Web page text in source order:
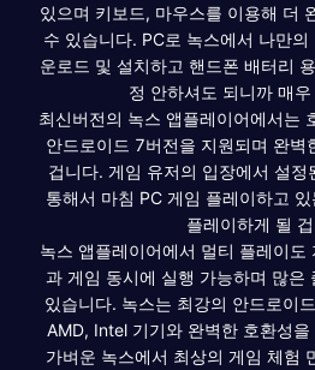
있으며 키보드, 마우스를 이용해 더
수 있습니다. PC로 녹스에서 나만
운로드 및 설치하고 핸드폰 배터리
정 안하셔도 되니까 매
최신버전의 녹스 앱플레이어에서는
안드로이드 7버전을 지원되며 완벽
겁니다. 게임 유저의 입장에서 설정
통해서 마침 PC 게임 플레이하고
플레이하게 될
녹스 앱플레이어에서 멀티 플레이도
과 게임 동시에 실행 가능하며 많은
있습니다. 녹스는 최강의 안드로이
AMD, Intel 기기와 완벽한 호환성
가벼운 녹스에서 최상의 게임 체험